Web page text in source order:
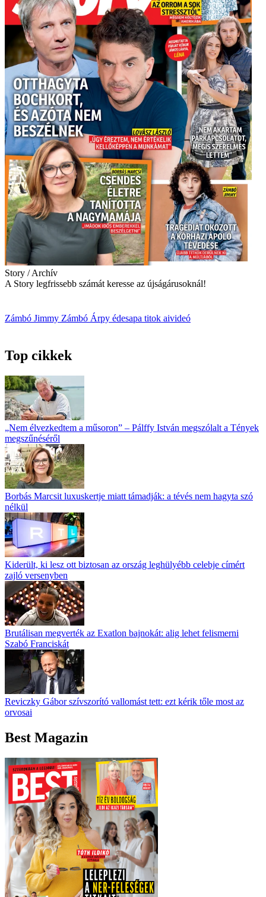
Story / Archív
A Story legfrissebb számát keresse az újságárusoknál!
Zámbó Jimmy Zámbó Árpy édesapa titok aivideó
Top cikkek
„Nem élvezkedtem a műsoron” – Pálffy István megszólalt a Tények
megszűnéséről
Borbás Marcsit luxuskertje miatt támadják: a tévés nem hagyta szó
nélkül
Kiderült, ki lesz ott biztosan az ország leghülyébb celebje címért
zajló versenyben
Brutálisan megverték az Exatlon bajnokát: alig lehet felismerni
Szabó Franciskát
Reviczky Gábor szívszorító vallomást tett: ezt kérik tőle most az
orvosai
Best Magazin